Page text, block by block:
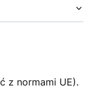
z normami UE).